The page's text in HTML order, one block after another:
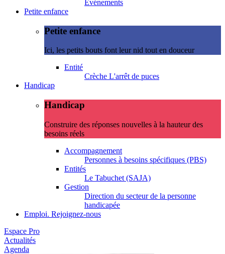
Evénements
Petite enfance
Petite enfance
Ici, les petits bouts font leur nid tout en douceur
Entité
Crèche L'arrêt de puces
Handicap
Handicap
Construire des réponses nouvelles à la hauteur des
besoins réels
Accompagnement
Personnes à besoins spécifiques (PBS)
Entités
Le Tabuchet (SAJA)
Gestion
Direction du secteur de la personne
handicapée
Emploi. Rejoignez-nous
Espace Pro
Actualités
Agenda